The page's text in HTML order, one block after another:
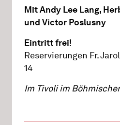
Mit Andy Lee Lang,
und Victor Poslusny
Eintritt frei!
Reservierungen Fr.
14
Im Tivoli im